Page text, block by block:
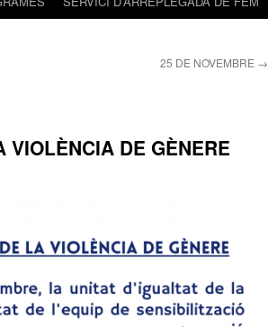
25 DE NOVEMBRE →
VIOLÈNCIA DE GÈNERE